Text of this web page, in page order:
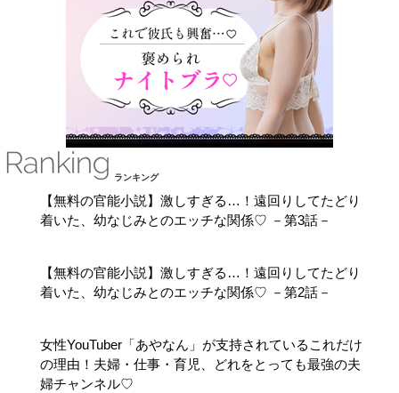
ランキング
【無料の官能小説】激しすぎる…！遠回りしてたどり
着いた、幼なじみとのエッチな関係♡ －第3話－
【無料の官能小説】激しすぎる…！遠回りしてたどり
着いた、幼なじみとのエッチな関係♡ －第2話－
女性YouTuber「あやなん」が支持されているこれだけ
の理由！夫婦・仕事・育児、どれをとっても最強の夫
婦チャンネル♡